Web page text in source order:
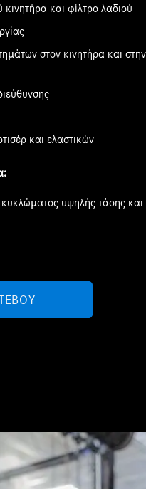
και φίλτρο λαδιού
στον κινητήρα και
και ελαστικών
:
κυκλώματος υψηλής τάσης και